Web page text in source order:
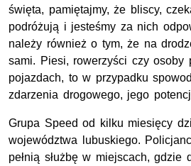
święta, pamiętajmy, że bliscy,
podróżują i jesteśmy za nich
należy również o tym, że na
sami. Piesi, rowerzyści czy osoby
pojazdach, to w przypadku
zdarzenia drogowego, jego
Grupa Speed od kilku miesięcy
województwa lubuskiego.
pełnią służbę w miejscach, gdzie